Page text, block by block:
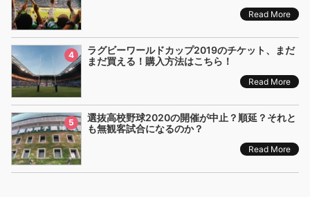
Read More
4
ラグビーワールドカップ2019のチケット、まだ
まだ買える！購入方法はこちら！
Read More
5
選抜高校野球2020の開催が中止？順延？それと
も無観客試合になるのか？
Read More